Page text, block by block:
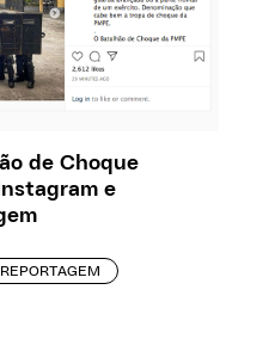
de Choque
e
REPORTAGEM